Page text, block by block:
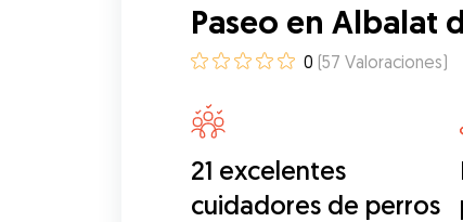
Paseo en Albalat
0 (57 Valoraciones)
21 excelentes
cuidadores de perros